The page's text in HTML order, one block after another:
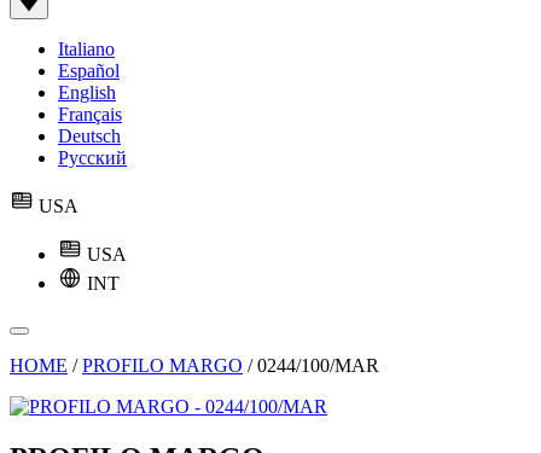
Italiano
Español
English
Français
Deutsch
Русский
USA
USA
INT
HOME / PROFILO MARGO / 0244/100/MAR